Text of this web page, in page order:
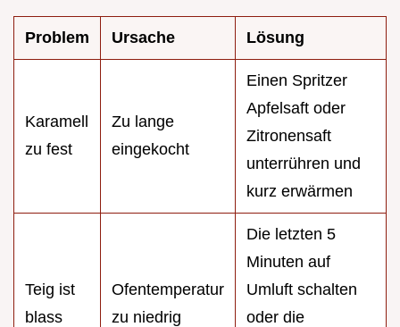
Problem Ursache Lösung
Karamell
zu fest
Zu lange
eingekocht
Einen Spritzer
Apfelsaft oder
Zitronensaft
unterrühren und
kurz erwärmen
Teig ist
blass
Ofentemperatur
zu niedrig
Die letzten 5
Minuten auf
Umluft schalten
oder die